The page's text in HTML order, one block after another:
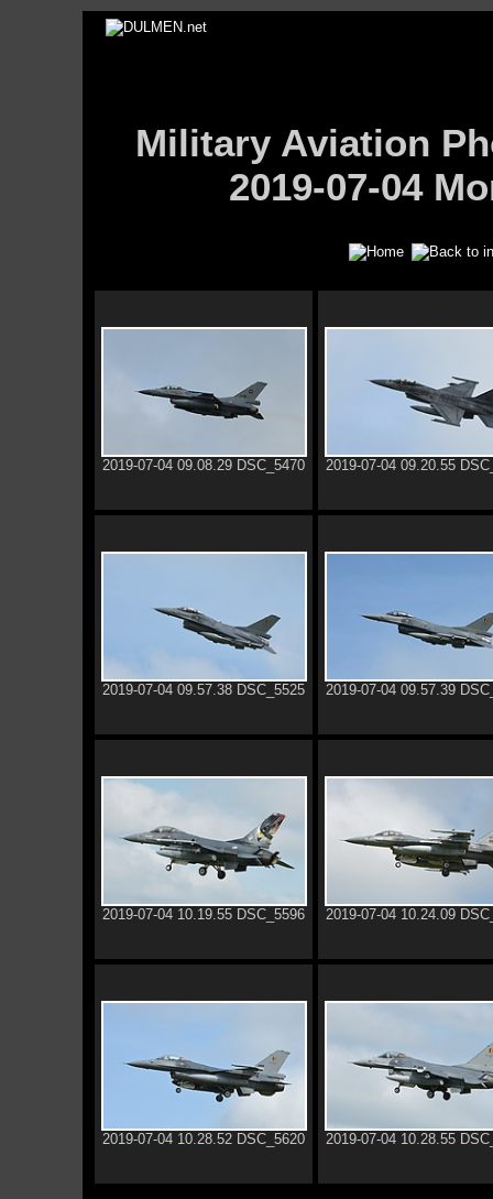
Military Aviation
2019-07-04
2019-07-04 09.08.29 DSC_5470 2019-07-04 09.20.55
2019-07-04 09.57.38 DSC_5525 2019-07-04 09.57.39
2019-07-04 10.19.55 DSC_5596 2019-07-04 10.24.09
2019-07-04 10.28.52 DSC_5620 2019-07-04 10.28.55